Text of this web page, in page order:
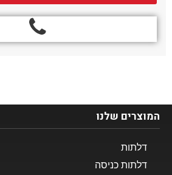
המוצרים שלנו​
דלתות
דלתות כניסה